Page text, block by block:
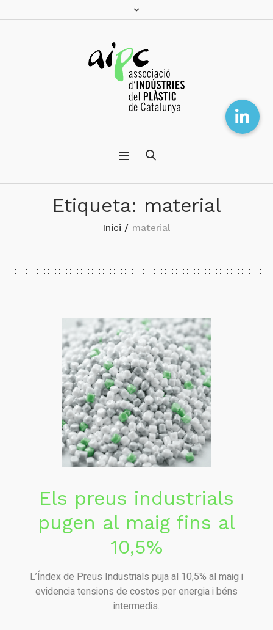
Etiqueta: material
Inici / material
Els preus industrials
pugen al maig fins al
10,5%
L’Índex de Preus Industrials puja al 10,5% al maig i
evidencia tensions de costos per energia i béns
intermedis.